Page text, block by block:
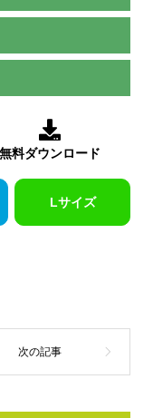

無料ダウンロード
Lサイズ